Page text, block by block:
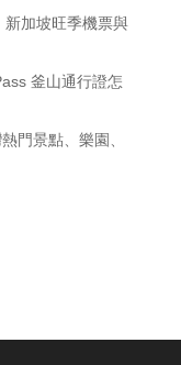
新加坡旺季機票與
釜山通行證怎
門景點、樂園、